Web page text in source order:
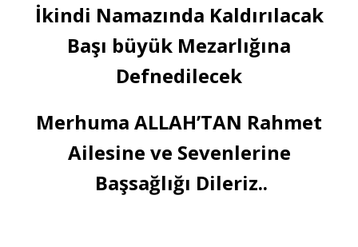
İkindi Namazında Kaldırılacak
Başı büyük Mezarlığına
Defnedilecek
Merhuma ALLAH’TAN Rahmet
Ailesine ve Sevenlerine
Başsağlığı Dileriz..